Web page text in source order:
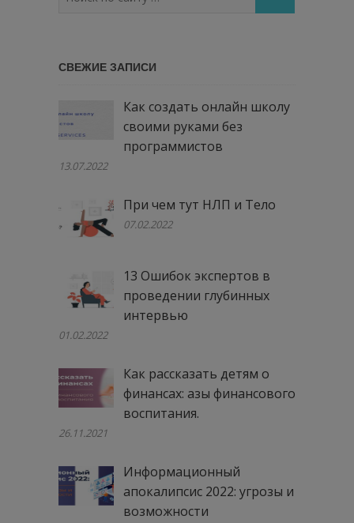
по
СВЕЖИЕ ЗАПИСИ
Как создать онлайн школу
своими руками без
программистов
13.07.2022
При чем тут НЛП и Тело
07.02.2022
13 Ошибок экспертов в
проведении глубинных
интервью
01.02.2022
Как рассказать детям о
финансах: азы финансового
воспитания.
26.11.2021
Информационный
апокалипсис 2022: угрозы и
возможности